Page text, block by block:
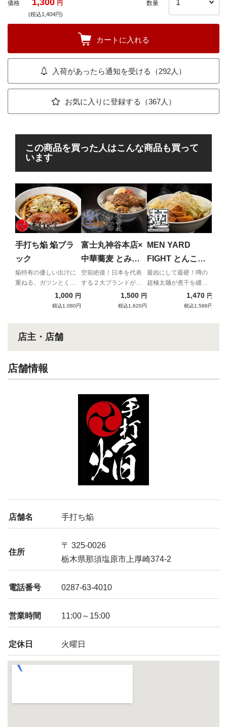
価格 1,300 円
(税込1,404円)
数量
カートに入れる
入荷があったら通知を受ける（292人）
お気に入りに登録する（367人）
この商品を買った人はこんな商品も買って
います
手打ち焔 焔ブラ
ック
焔特有の優しい出汁に
重ねる、ガツンとくる
胡椒のパンチ力1,000 円
税込1,080円
富士丸神谷本店×
中華蕎麦 とみ田
ブタカスアブラソ
バ (TOKYO-X極悪
空前絶後！日本を代表
する２大ブランドが夢
1,500 円
税込1,620円
MEN YARD
FIGHT とんこつ
煮干ラーメン
最凶にして最硬！噂の
超極太麺が煮干を纏っ
1,470 円
税込1,588円
店主・店舗
店舗情報
店舗名 手打ち焔
住所
〒 325-0026
栃木県那須塩原市上厚崎374-2
電話番号 0287-63-4010
営業時間 11:00～15:00
定休日 火曜日